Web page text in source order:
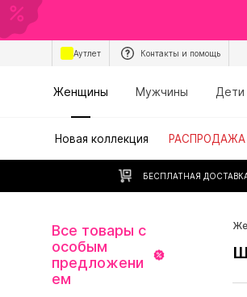
Аутлет Контакты и помощь
Женщины Мужчины Дети
Новая коллекция РАСПРОДАЖА
БЕСПЛАТНАЯ
Все товары с
особым
предложени
ем